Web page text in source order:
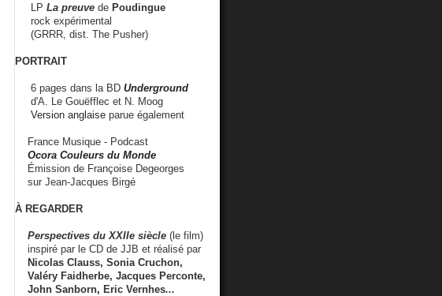
LP La preuve de Poudingue
rock expérimental
(GRRR, dist. The Pusher)
PORTRAIT
6 pages dans la BD Underground
d'A. Le Gouëfflec et N. Moog
Version anglaise parue également
France Musique - Podcast
Ocora Couleurs du Monde
Émission de Françoise Degeorges
sur Jean-Jacques Birgé
À REGARDER
Perspectives du XXIIe siècle (le film)
inspiré par le CD de JJB et réalisé par
Nicolas Clauss, Sonia Cruchon,
Valéry Faidherbe, Jacques Perconte,
John Sanborn, Eric Vernhes...